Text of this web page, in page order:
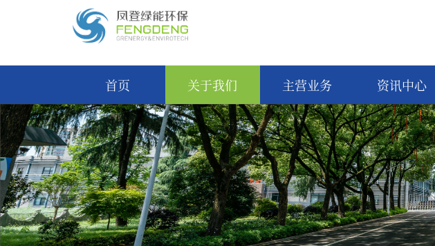
首页 关于我们 主营业务 资讯中心